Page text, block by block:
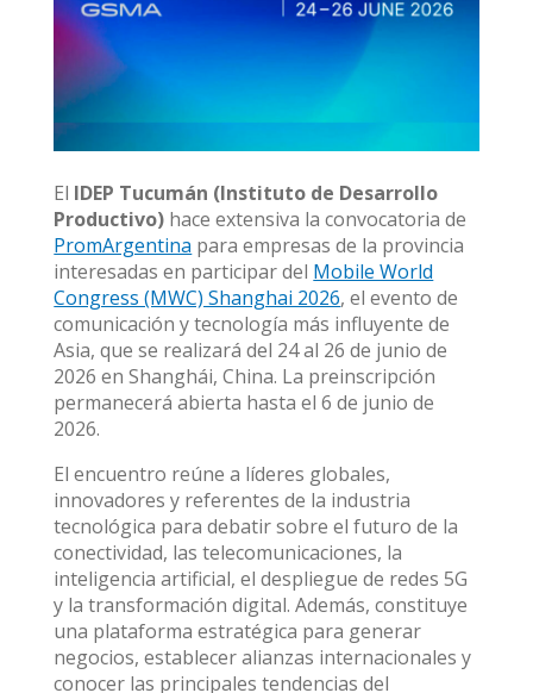
El IDEP Tucumán (Instituto de Desarrollo
Productivo) hace extensiva la convocatoria de
PromArgentina para empresas de la provincia
interesadas en participar del Mobile World
Congress (MWC) Shanghai 2026, el evento de
comunicación y tecnología más influyente de
Asia, que se realizará del 24 al 26 de junio de
2026 en Shanghái, China. La preinscripción
permanecerá abierta hasta el 6 de junio de
2026.
El encuentro reúne a líderes globales,
innovadores y referentes de la industria
tecnológica para debatir sobre el futuro de la
conectividad, las telecomunicaciones, la
inteligencia artificial, el despliegue de redes 5G
y la transformación digital. Además, constituye
una plataforma estratégica para generar
negocios, establecer alianzas internacionales y
conocer las principales tendencias del